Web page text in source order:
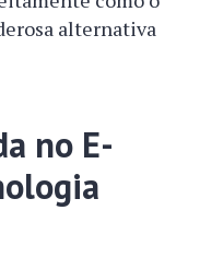
alternativa
no E-